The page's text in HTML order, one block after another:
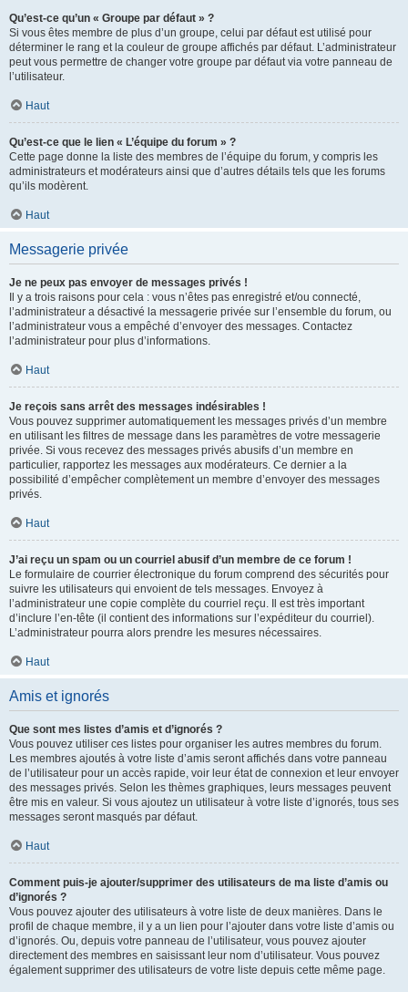
Qu’est-ce qu’un « Groupe par défaut » ?
Si vous êtes membre de plus d’un groupe, celui par défaut est utilisé pour
déterminer le rang et la couleur de groupe affichés par défaut. L’administrateur
peut vous permettre de changer votre groupe par défaut via votre panneau de
l’utilisateur.
Haut
Qu’est-ce que le lien « L’équipe du forum » ?
Cette page donne la liste des membres de l’équipe du forum, y compris les
administrateurs et modérateurs ainsi que d’autres détails tels que les forums
qu’ils modèrent.
Haut
Messagerie privée
Je ne peux pas envoyer de messages privés !
Il y a trois raisons pour cela : vous n’êtes pas enregistré et/ou connecté,
l’administrateur a désactivé la messagerie privée sur l’ensemble du forum, ou
l’administrateur vous a empêché d’envoyer des messages. Contactez
l’administrateur pour plus d’informations.
Haut
Je reçois sans arrêt des messages indésirables !
Vous pouvez supprimer automatiquement les messages privés d’un membre
en utilisant les filtres de message dans les paramètres de votre messagerie
privée. Si vous recevez des messages privés abusifs d’un membre en
particulier, rapportez les messages aux modérateurs. Ce dernier a la
possibilité d’empêcher complètement un membre d’envoyer des messages
privés.
Haut
J’ai reçu un spam ou un courriel abusif d’un membre de ce forum !
Le formulaire de courrier électronique du forum comprend des sécurités pour
suivre les utilisateurs qui envoient de tels messages. Envoyez à
l’administrateur une copie complète du courriel reçu. Il est très important
d’inclure l’en-tête (il contient des informations sur l’expéditeur du courriel).
L’administrateur pourra alors prendre les mesures nécessaires.
Haut
Amis et ignorés
Que sont mes listes d’amis et d’ignorés ?
Vous pouvez utiliser ces listes pour organiser les autres membres du forum.
Les membres ajoutés à votre liste d’amis seront affichés dans votre panneau
de l’utilisateur pour un accès rapide, voir leur état de connexion et leur envoyer
des messages privés. Selon les thèmes graphiques, leurs messages peuvent
être mis en valeur. Si vous ajoutez un utilisateur à votre liste d’ignorés, tous ses
messages seront masqués par défaut.
Haut
Comment puis-je ajouter/supprimer des utilisateurs de ma liste d’amis ou
d’ignorés ?
Vous pouvez ajouter des utilisateurs à votre liste de deux manières. Dans le
profil de chaque membre, il y a un lien pour l’ajouter dans votre liste d’amis ou
d’ignorés. Ou, depuis votre panneau de l’utilisateur, vous pouvez ajouter
directement des membres en saisissant leur nom d’utilisateur. Vous pouvez
également supprimer des utilisateurs de votre liste depuis cette même page.